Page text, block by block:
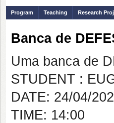
Program Teaching Research
Banca de
Uma banca de
STUDENT :
DATE: 24/04/
TIME: 14:00